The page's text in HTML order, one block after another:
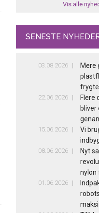
Vis alle
SENESTE
03.08.2026
Mere
22.06.2026
Flere
bliver
15.06.2026
Vi
08.06.2026
Nyt
nylon
01.06.2026